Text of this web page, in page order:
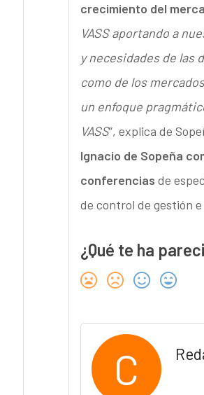
crecimiento del
VASS aportando a
y necesidades de las
como de los
un enfoque
VASS”, explica de
Ignacio de Sopeña
conferencias de
de control de gestión
¿Qué te ha
C